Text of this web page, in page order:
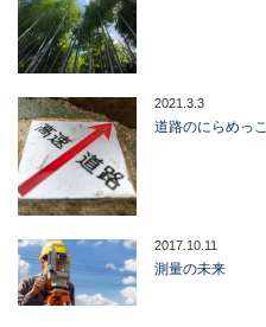
2021.3.3
道路のにらめっこ
2017.10.11
測量の未来